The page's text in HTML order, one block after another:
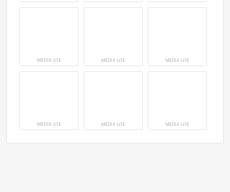
MEDIA USE MEDIA USE MEDIA USE
MEDIA USE MEDIA USE MEDIA USE